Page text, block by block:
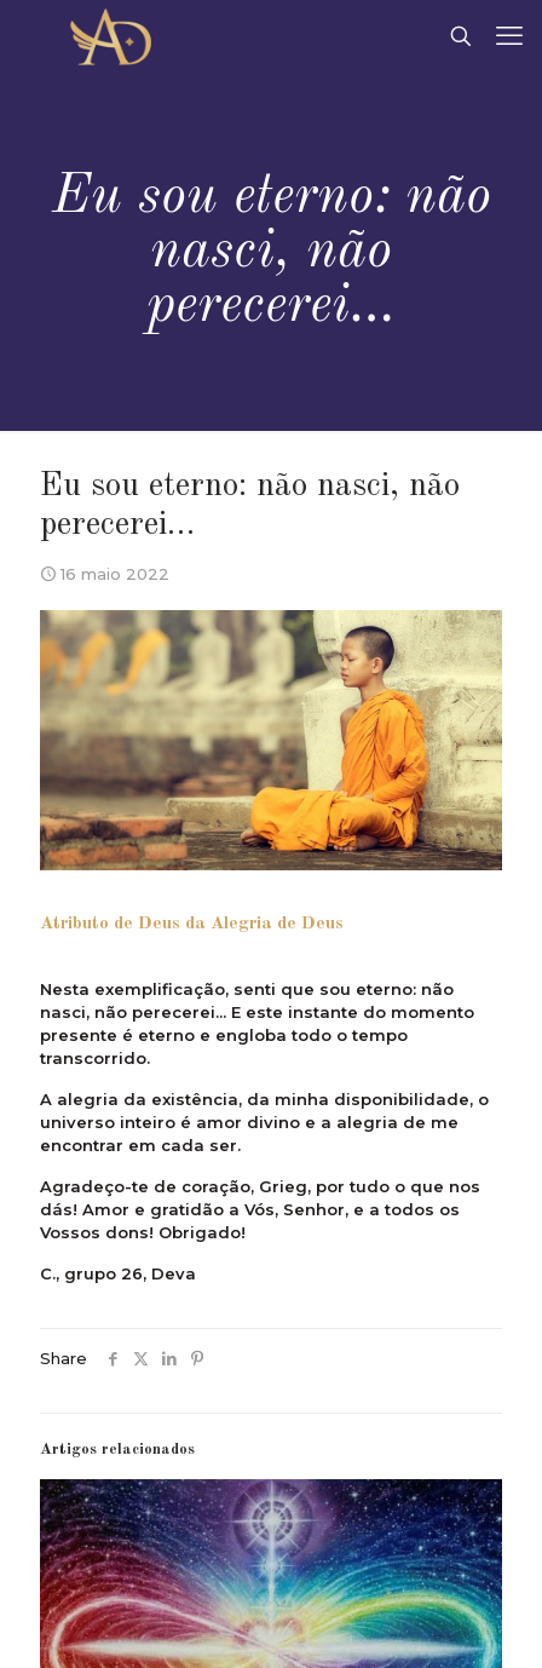
Eu sou eterno: não
nasci, não
perecerei…
Eu sou eterno: não nasci, não
perecerei…
16 maio 2022
Atributo de Deus da Alegria de Deus
Nesta exemplificação, senti que sou eterno: não
nasci, não perecerei... E este instante do momento
presente é eterno e engloba todo o tempo
transcorrido.
A alegria da existência, da minha disponibilidade, o
universo inteiro é amor divino e a alegria de me
encontrar em cada ser.
Agradeço-te de coração, Grieg, por tudo o que nos
dás! Amor e gratidão a Vós, Senhor, e a todos os
Vossos dons! Obrigado!
C., grupo 26, Deva
Share
Artigos relacionados